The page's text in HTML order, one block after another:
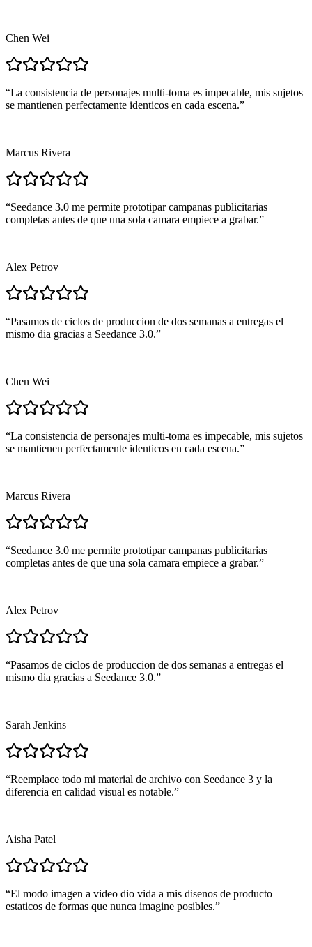
Chen Wei
“La consistencia de personajes multi-toma es impecable, mis sujetos
se mantienen perfectamente identicos en cada escena.”
Marcus Rivera
“Seedance 3.0 me permite prototipar campanas publicitarias
completas antes de que una sola camara empiece a grabar.”
Alex Petrov
“Pasamos de ciclos de produccion de dos semanas a entregas el
mismo dia gracias a Seedance 3.0.”
Chen Wei
“La consistencia de personajes multi-toma es impecable, mis sujetos
se mantienen perfectamente identicos en cada escena.”
Marcus Rivera
“Seedance 3.0 me permite prototipar campanas publicitarias
completas antes de que una sola camara empiece a grabar.”
Alex Petrov
“Pasamos de ciclos de produccion de dos semanas a entregas el
mismo dia gracias a Seedance 3.0.”
Sarah Jenkins
“Reemplace todo mi material de archivo con Seedance 3 y la
diferencia en calidad visual es notable.”
Aisha Patel
“El modo imagen a video dio vida a mis disenos de producto
estaticos de formas que nunca imagine posibles.”